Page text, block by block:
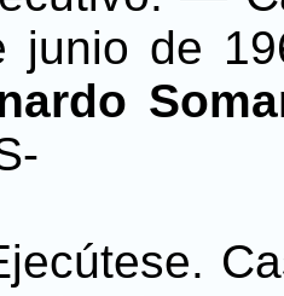
junio de